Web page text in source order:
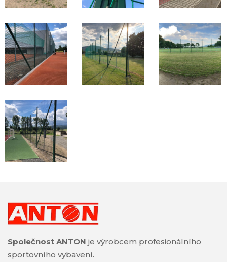
Společnost ANTON je výrobcem profesionálního
sportovního vybavení.